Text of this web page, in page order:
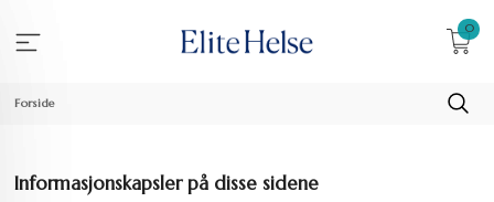
innholdet
0
Forside
Informasjonskapsler på disse sidene